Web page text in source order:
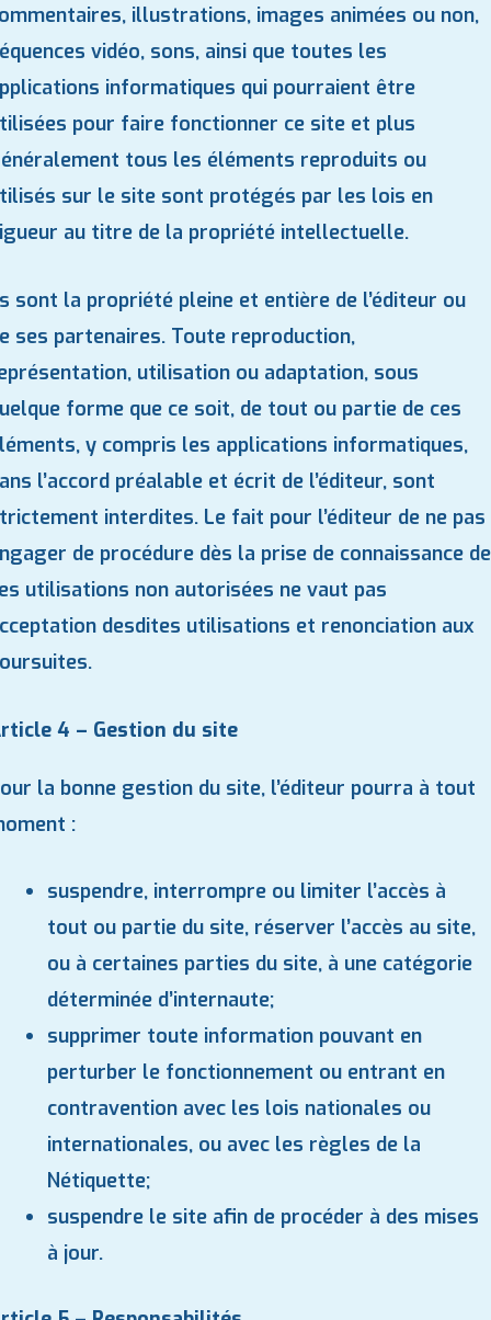
illustrations, images animées ou non,
vidéo, sons, ainsi que toutes les
informatiques qui pourraient être
pour faire fonctionner ce site et plus
tous les éléments reproduits ou
sur le site sont protégés par les lois en
au titre de la propriété intellectuelle.
sont la propriété pleine et entière de l’éditeur ou
ses partenaires. Toute reproduction,
utilisation ou adaptation, sous
forme que ce soit, de tout ou partie de ces
y compris les applications informatiques,
l’accord préalable et écrit de l’éditeur, sont
interdites. Le fait pour l’éditeur de ne pas
de procédure dès la prise de connaissance de
utilisations non autorisées ne vaut pas
desdites utilisations et renonciation aux
4 – Gestion du site
la bonne gestion du site, l’éditeur pourra à tout
:
suspendre, interrompre ou limiter l’accès à
tout ou partie du site, réserver l’accès au site,
ou à certaines parties du site, à une catégorie
déterminée d’internaute;
supprimer toute information pouvant en
perturber le fonctionnement ou entrant en
contravention avec les lois nationales ou
internationales, ou avec les règles de la
Nétiquette;
suspendre le site afin de procéder à des mises
à jour.